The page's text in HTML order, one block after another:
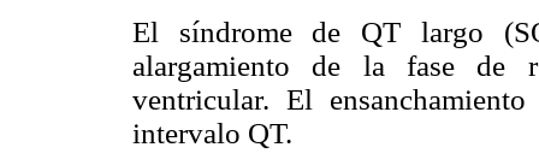
El síndrome de QT largo
alargamiento de la fase de
ventricular. El
intervalo QT.